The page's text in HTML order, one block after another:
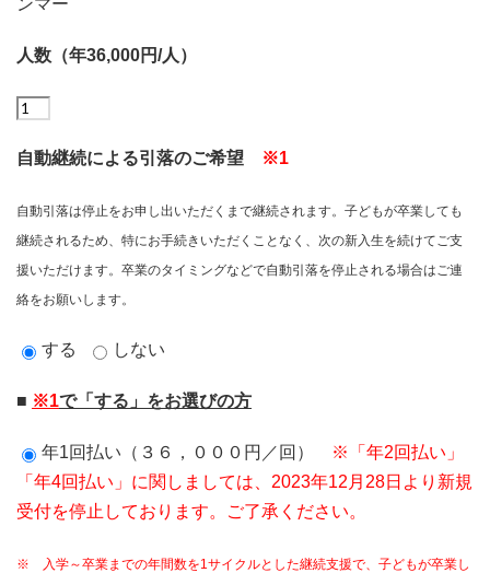
人数（年36,000円/人）
自動継続による引落のご希望 ※1
自動引落は停止をお申し出いただくまで継続されます。子どもが卒業しても
継続されるため、特にお手続きいただくことなく、次の新入生を続けてご支
援いただけます。卒業のタイミングなどで自動引落を停止される場合はご連
絡をお願いします。
する しない
■ ※1で「する」をお選びの方
年1回払い（３６，０００円／回）
※「年2回払い」
「年4回払い」に関しましては、2023年12月28日より新規
受付を停止しております。ご了承ください。
※ 入学～卒業までの年間数を1サイクルとした継続支援で、子どもが卒業し